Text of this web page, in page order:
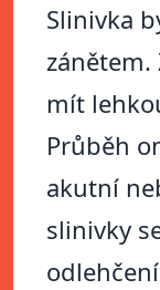
Slinivka
mít
Průběh
akutní
slinivky